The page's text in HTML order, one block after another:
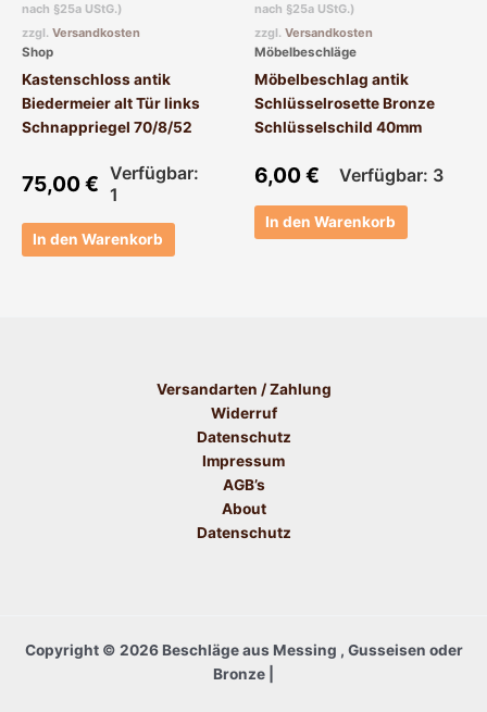
nach §25a UStG.)
zzgl. Versandkosten
Shop
Kastenschloss antik
Biedermeier alt Tür links
Schnappriegel 70/8/52
75,00€ Verfügbar:
1
In den Warenkorb
nach §25a UStG.)
zzgl. Versandkosten
Möbelbeschläge
Möbelbeschlag antik
Schlüsselrosette Bronze
Schlüsselschild 40mm
6,00€ Verfügbar: 3
In den Warenkorb
Versandarten / Zahlung
Widerruf
Datenschutz
Impressum
AGB’s
About
Datenschutz
Copyright © 2026 Beschläge aus Messing , Gusseisen oder
Bronze |